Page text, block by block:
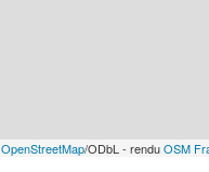
OpenStreetMap/ODbL - renduOSM